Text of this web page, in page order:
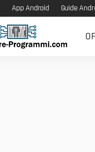
App Android Guide